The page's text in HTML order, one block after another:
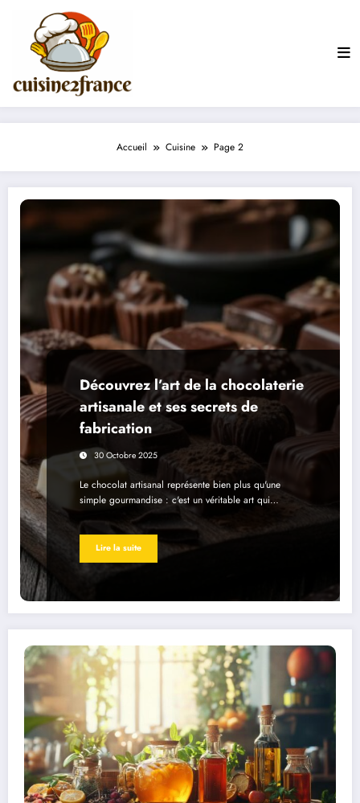
Accueil Cuisine Page 2
Découvrez l’art de la chocolaterie
artisanale et ses secrets de
fabrication
30 Octobre 2025
Le chocolat artisanal représente bien plus qu'une
simple gourmandise : c'est un véritable art qui…
Lire la suite